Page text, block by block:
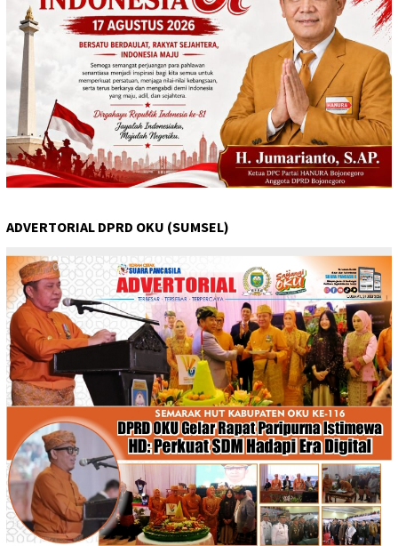
ADVERTORIAL DPRD OKU (SUMSEL)